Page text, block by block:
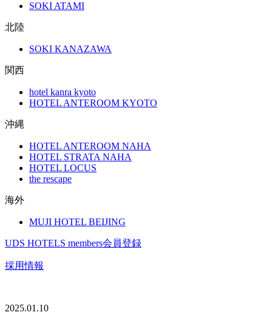
SOKI ATAMI
北陸
SOKI KANAZAWA
関西
hotel kanra kyoto
HOTEL ANTEROOM KYOTO
沖縄
HOTEL ANTEROOM NAHA
HOTEL STRATA NAHA
HOTEL LOCUS
the rescape
海外
MUJI HOTEL BEIJING
UDS HOTELS members会員登録
採用情報
2025.01.10